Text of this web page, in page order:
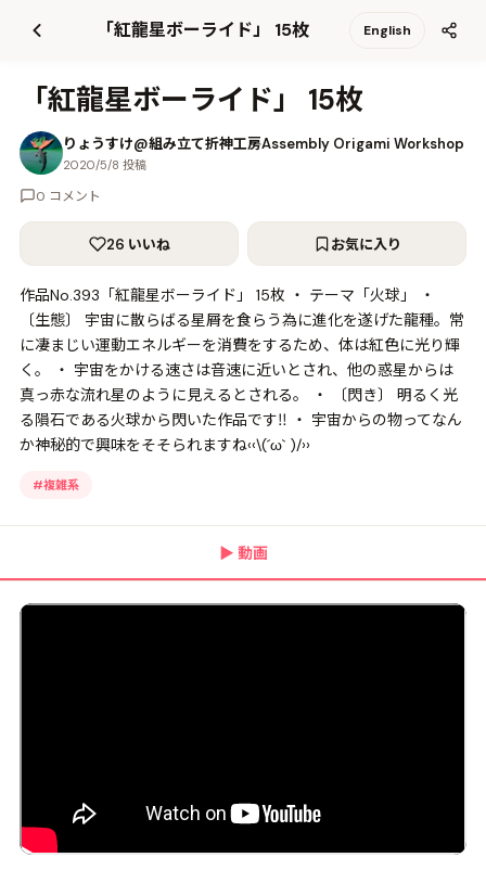
「紅龍星ボーライド」 15枚 English
「紅龍星ボーライド」 15枚
りょうすけ@組み立て折神工房Assembly Origami Workshop
2020/5/8 投稿
0 コメント
26 いいね お気に入り
作品No.393「紅龍星ボーライド」 15枚 ・ テーマ「火球」 ・
〔生態〕 宇宙に散らばる星屑を食らう為に進化を遂げた龍種。常
に凄まじい運動エネルギーを消費をするため、体は紅色に光り輝
く。 ・ 宇宙をかける速さは音速に近いとされ、他の惑星からは
真っ赤な流れ星のように見えるとされる。 ・ 〔閃き〕 明るく光
る隕石である火球から閃いた作品です‼️ ・ 宇宙からの物ってなん
か神秘的で興味をそそられますね‹‹\(´ω` )/››
#複雑系
▶ 動画